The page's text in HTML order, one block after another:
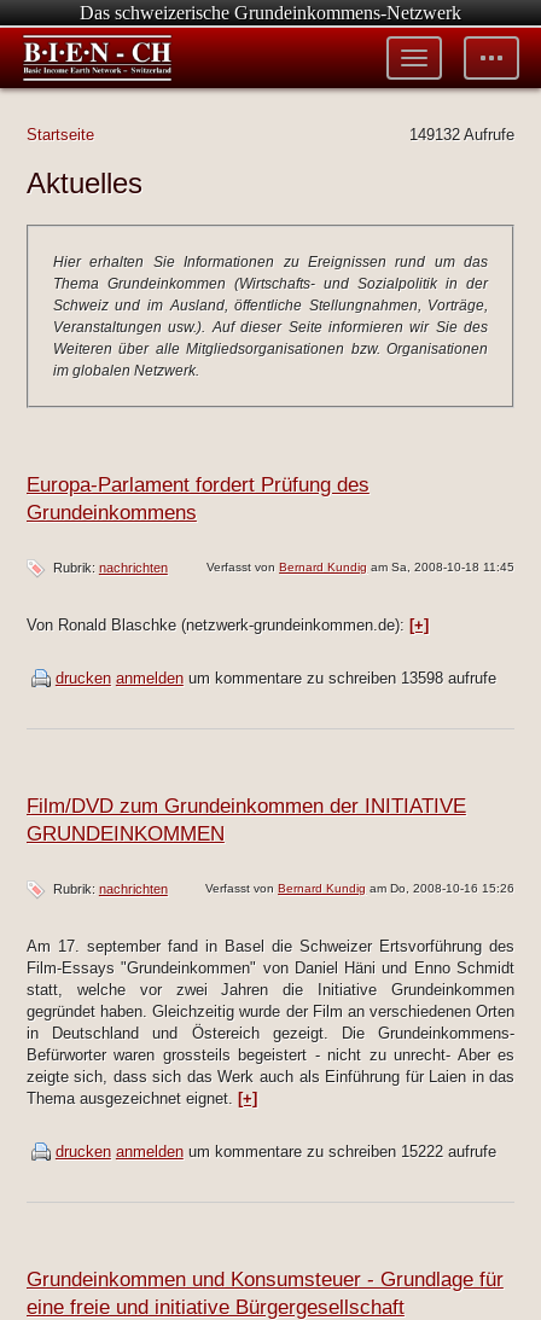
Das schweizerische Grundeinkommens-Netzwerk
Toggle
tools
Toggle
menu
149132 Aufrufe
Startseite
Aktuelles
Hier erhalten Sie Informationen zu Ereignissen rund um das
Thema Grundeinkommen (Wirtschafts- und Sozialpolitik in der
Schweiz und im Ausland, öffentliche Stellungnahmen, Vorträge,
Veranstaltungen usw.). Auf dieser Seite informieren wir Sie des
Weiteren über alle Mitgliedsorganisationen bzw. Organisationen
im globalen Netzwerk.
Europa-Parlament fordert Prüfung des
Grundeinkommens
Verfasst vonBernard Kundig am Sa, 2008-10-18 11:45
Rubrik: nachrichten
Von Ronald Blaschke (netzwerk-grundeinkommen.de): [+]
drucken anmeldenum kommentare zu schreiben 13598 aufrufe
Film/DVD zum Grundeinkommen der INITIATIVE
GRUNDEINKOMMEN
Verfasst vonBernard Kundig am Do, 2008-10-16 15:26
Rubrik: nachrichten
Am 17. september fand in Basel die Schweizer Ertsvorführung des
Film-Essays "Grundeinkommen" von Daniel Häni und Enno Schmidt
statt, welche vor zwei Jahren die Initiative Grundeinkommen
gegründet haben. Gleichzeitig wurde der Film an verschiedenen Orten
in Deutschland und Östereich gezeigt. Die Grundeinkommens-
Befürworter waren grossteils begeistert - nicht zu unrecht- Aber es
zeigte sich, dass sich das Werk auch als Einführung für Laien in das
Thema ausgezeichnet eignet. [+]
drucken anmeldenum kommentare zu schreiben 15222 aufrufe
Grundeinkommen und Konsumsteuer - Grundlage für
eine freie und initiative Bürgergesellschaft